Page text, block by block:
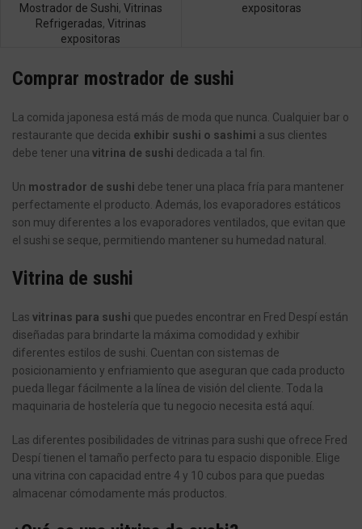
Mostrador de Sushi, Vitrinas
Refrigeradas, Vitrinas
expositoras
expositoras
Comprar mostrador de sushi
La comida japonesa está más de moda que nunca. Cualquier bar o
restaurante que decida exhibir sushi o sashimi a sus clientes
debe tener una vitrina de sushi dedicada a tal fin.
Un mostrador de sushi debe tener una placa fría para mantener
perfectamente el producto. Además, los evaporadores estáticos
son muy diferentes a los evaporadores ventilados, que evitan que
el sushi se seque, permitiendo mantener su humedad natural.
Vitrina de sushi
Las vitrinas para sushi que puedes encontrar en Fred Despí están
diseñadas para brindarte la máxima comodidad y exhibir
diferentes estilos de sushi. Cuentan con sistemas de
posicionamiento y enfriamiento que aseguran que cada producto
pueda llegar fácilmente a la línea de visión del cliente. Toda la
maquinaria de hostelería que tu negocio necesita está aquí.
Las diferentes posibilidades de vitrinas para sushi que ofrece Fred
Despí tienen el tamaño perfecto para tu espacio disponible. Elige
una vitrina con capacidad entre 4 y 10 cubos para que puedas
almacenar cómodamente más productos.